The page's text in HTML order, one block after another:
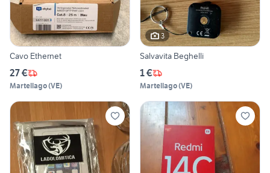
Cavo Ethernet
27 €
Martellago(VE)
3
Salvavita Beghelli
1 €
Martellago(VE)